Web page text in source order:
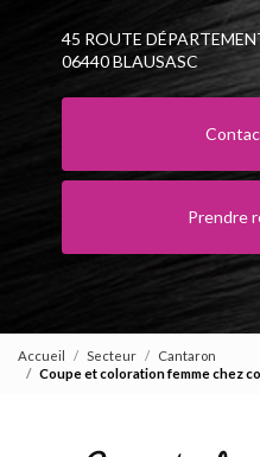
45 ROUTE
06440 BLAUSASC
Prendre
Accueil Secteur
Cantaron
Coupe et coloration femme chez